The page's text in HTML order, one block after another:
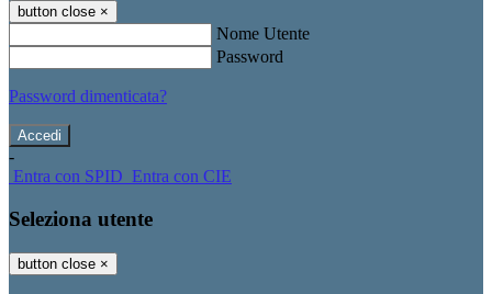
button close ×
Nome Utente
Password
Password dimenticata?
-
Entra con SPID Entra con CIE
Seleziona utente
button close ×